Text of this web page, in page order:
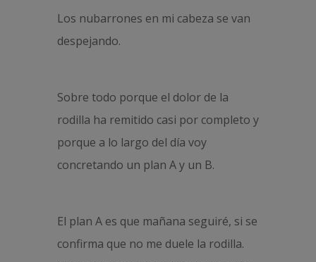
Los nubarrones en mi cabeza se van
despejando.
Sobre todo porque el dolor de la
rodilla ha remitido casi por completo y
porque a lo largo del día voy
concretando un plan A y un B.
El plan A es que mañana seguiré, si se
confirma que no me duele la rodilla.